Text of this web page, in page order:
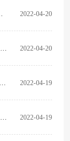
2022-04-20
2022-04-20
2022-04-19
2022-04-19